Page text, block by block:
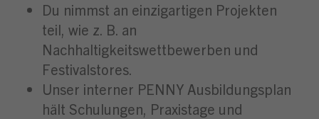
Du nimmst an einzigartigen Projekten
teil, wie z. B. an
Nachhaltigkeitswettbewerben und
Festivalstores.
Unser interner PENNY Ausbildungsplan
hält Schulungen, Praxistage und